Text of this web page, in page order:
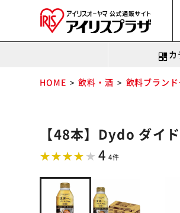
カ
HOME 飲料・酒 飲料ブラン
【48本】Dydo ダイ
4 4件